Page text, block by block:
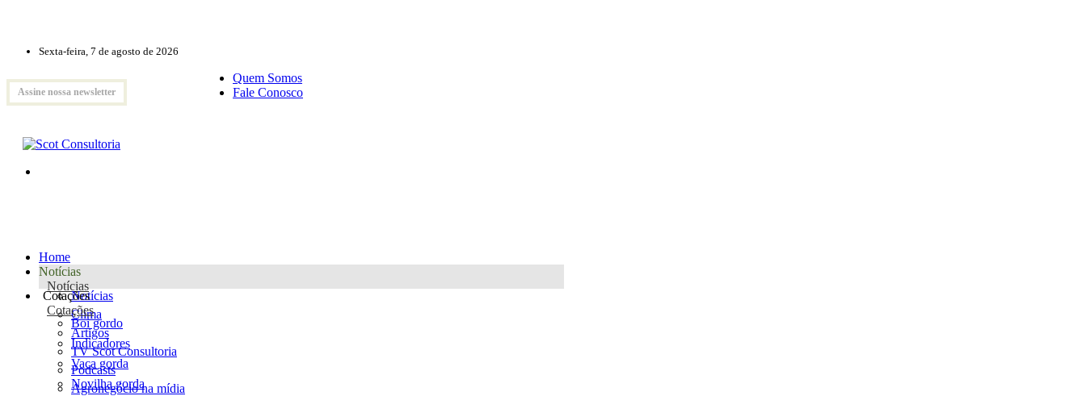
Sexta-feira, 7 de agosto de 2026
Assine nossa newsletter
Quem Somos
Fale Conosco
Home
Notícias
Notícias
Notícias
Clima
Artigos
TV Scot Consultoria
Podcasts
Agronegócio na mídia
Cotações
Cotações
Boi gordo
Indicadores
Vaca gorda
Novilha gorda